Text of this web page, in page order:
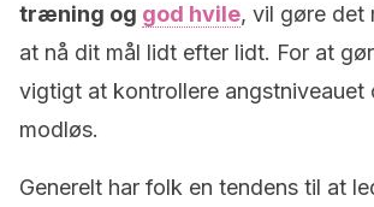
træning og god hvile, vil gøre det
at nå dit mål lidt efter lidt. For at
vigtigt at kontrollere angstniveauet
modløs.
Generelt har folk en tendens til at